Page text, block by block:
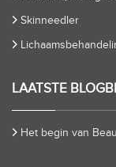
Skinneedler
LAATSTE
Het begin van